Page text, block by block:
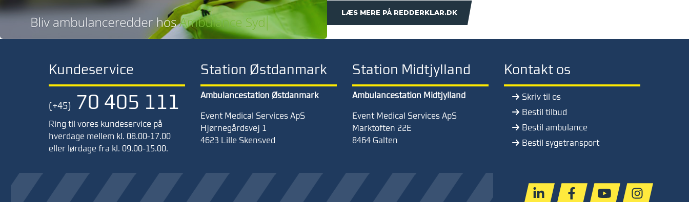
LÆS MERE PÅ REDDERKLAR.DK
Kundeservice
(+45) 70 405 111
Ring til vores kundeservice på
hverdage mellem kl. 08.00-17.00
eller lørdage fra kl. 09.00-15.00.
Station Østdanmark
Ambulancestation Østdanmark
Event Medical Services ApS
Hjørnegårdsvej 1
4623 Lille Skensved
Station Midtjylland
Ambulancestation Midtjylland
Event Medical Services ApS
Marktoften 22E
8464 Galten
Kontakt os
Skriv til os
Bestil tilbud
Bestil ambulance
Bestil sygetransport